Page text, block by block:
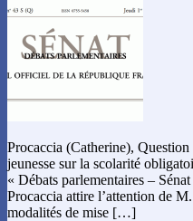
Procaccia (Catherine),
jeunesse sur la scolarité
« Débats parlementaires –
Procaccia attire l’attention de
modalités de mise […]